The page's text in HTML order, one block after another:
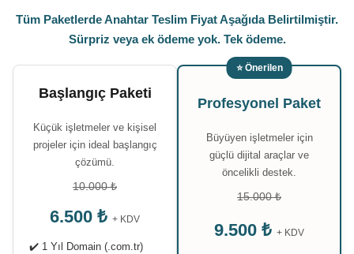
Tüm Paketlerde Anahtar Teslim Fiyat Aşağıda Belirtilmiştir.
Sürpriz veya ek ödeme yok. Tek ödeme.
Başlangıç Paketi
Küçük işletmeler ve kişisel
projeler için ideal başlangıç
çözümü.
10.000 ₺
6.500 ₺ + KDV
✔️ 1 Yıl Domain (.com.tr)
⭐ Önerilen
Profesyonel Paket
Büyüyen işletmeler için
güçlü dijital araçlar ve
öncelikli destek.
15.000 ₺
9.500 ₺ + KDV